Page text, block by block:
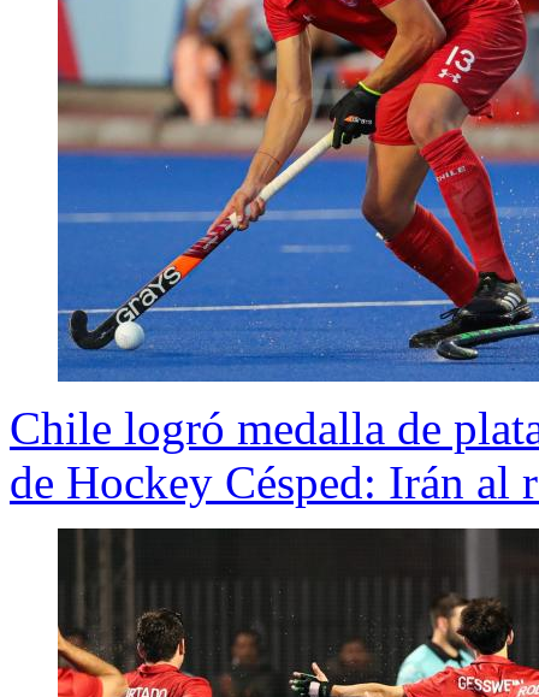
Chile logró medalla de
de Hockey Césped: Irán al